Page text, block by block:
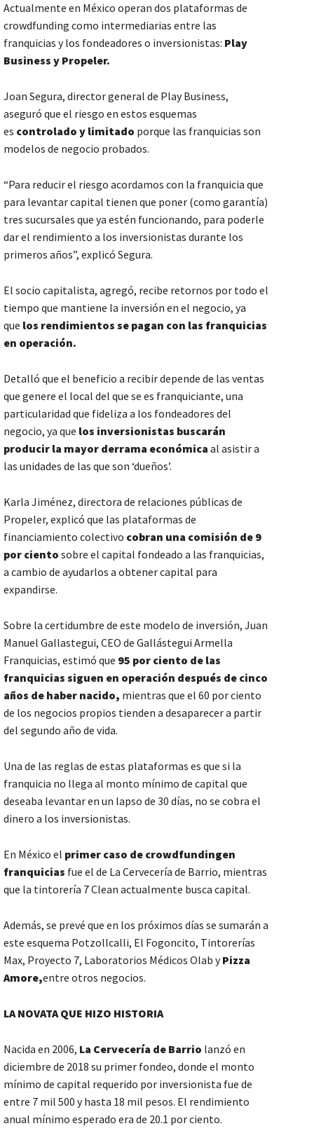
Actualmente en México operan dos plataformas de
crowdfunding como intermediarias entre las
franquicias y los fondeadores o inversionistas: Play
Business y Propeler.
Joan Segura, director general de Play Business,
aseguró que el riesgo en estos esquemas
es controlado y limitado porque las franquicias son
modelos de negocio probados.
“Para reducir el riesgo acordamos con la franquicia que
para levantar capital tienen que poner (como garantía)
tres sucursales que ya estén funcionando, para poderle
dar el rendimiento a los inversionistas durante los
primeros años”, explicó Segura.
El socio capitalista, agregó, recibe retornos por todo el
tiempo que mantiene la inversión en el negocio, ya
que los rendimientos se pagan con las franquicias
en operación.
Detalló que el beneficio a recibir depende de las ventas
que genere el local del que se es franquiciante, una
particularidad que fideliza a los fondeadores del
negocio, ya que los inversionistas buscarán
producir la mayor derrama económica al asistir a
las unidades de las que son ‘dueños’.
Karla Jiménez, directora de relaciones públicas de
Propeler, explicó que las plataformas de
financiamiento colectivo cobran una comisión de 9
por ciento sobre el capital fondeado a las franquicias,
a cambio de ayudarlos a obtener capital para
expandirse.
Sobre la certidumbre de este modelo de inversión, Juan
Manuel Gallastegui, CEO de Gallástegui Armella
Franquicias, estimó que 95 por ciento de las
franquicias siguen en operación después de cinco
años de haber nacido, mientras que el 60 por ciento
de los negocios propios tienden a desaparecer a partir
del segundo año de vida.
Una de las reglas de estas plataformas es que si la
franquicia no llega al monto mínimo de capital que
deseaba levantar en un lapso de 30 días, no se cobra el
dinero a los inversionistas.
En México el primer caso de crowdfundingen
franquicias fue el de La Cervecería de Barrio, mientras
que la tintorería 7 Clean actualmente busca capital.
Además, se prevé que en los próximos días se sumarán a
este esquema Potzollcalli, El Fogoncito, Tintorerías
Max, Proyecto 7, Laboratorios Médicos Olab yPizza
Amore,entre otros negocios.
LA NOVATA QUE HIZO HISTORIA
Nacida en 2006, La Cervecería de Barrio lanzó en
diciembre de 2018 su primer fondeo, donde el monto
mínimo de capital requerido por inversionista fue de
entre 7 mil 500 y hasta 18 mil pesos. El rendimiento
anual mínimo esperado era de 20.1 por ciento.